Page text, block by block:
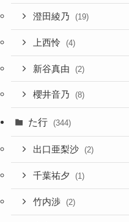
澄田綾乃 (19)
上西怜 (4)
新谷真由 (2)
櫻井音乃 (8)
た行 (344)
出口亜梨沙 (2)
千葉祐夕 (1)
竹内渉 (2)